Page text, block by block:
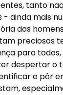
tanto
- ainda mais
dos
preciosos
para
despertar o
e pôr